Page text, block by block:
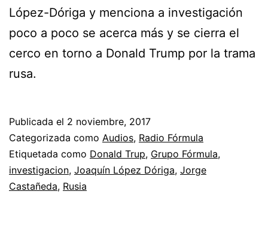
López-Dóriga y menciona a investigación
poco a poco se acerca más y se cierra el
cerco en torno a Donald Trump por la trama
rusa.
Publicada el 2 noviembre, 2017
Categorizada como Audios, Radio Fórmula
Etiquetada como Donald Trup, Grupo Fórmula,
investigacion, Joaquín López Dóriga, Jorge
Castañeda, Rusia